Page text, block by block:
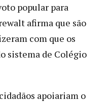
popular para
afirma que são
com que os
sistema de Colégio
apoiariam o